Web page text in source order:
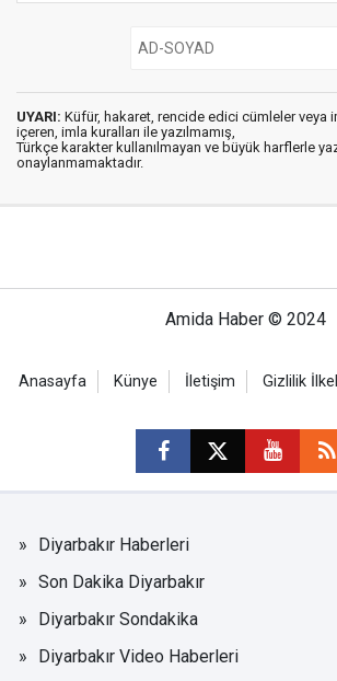
UYARI: Küfür, hakaret, rencide edici cümleler veya
içeren, imla kuralları ile yazılmamış,
Türkçe karakter kullanılmayan ve büyük harflerle
onaylanmamaktadır.
Amida Haber © 2024
Anasayfa Künye İletişim Gizlilik
Diyarbakır Haberleri
Son Dakika Diyarbakır
Diyarbakır Sondakika
Diyarbakır Video Haberleri